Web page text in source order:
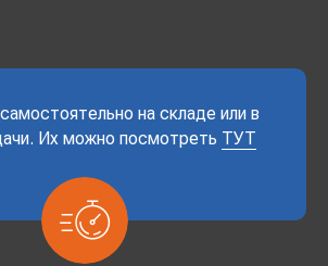
на складе или в
Их можно посмотреть ТУТ